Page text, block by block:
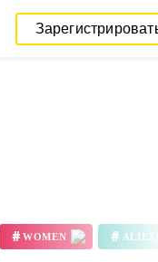
# WOMEN #